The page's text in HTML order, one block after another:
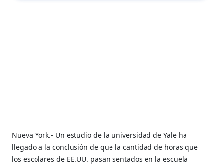
Nueva York.- Un estudio de la universidad de Yale ha
llegado a la conclusión de que la cantidad de horas que
los escolares de EE.UU. pasan sentados en la escuela